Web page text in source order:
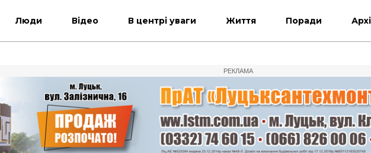
Люди Відео В центрі уваги Життя Поради
РЕКЛАМА